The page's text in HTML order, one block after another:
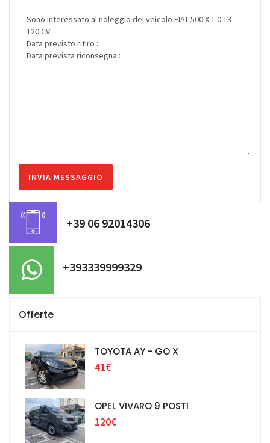
+39 06 92014306
+393339999329
Offerte
TOYOTA AY - GO X
41€
OPEL VIVARO 9 POSTI
120€